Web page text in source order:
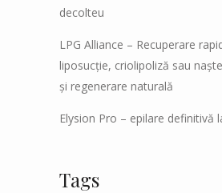
decolteu
LPG Alliance – Recuperare
liposucție, criolipoliză sau
și regenerare naturală
Elysion Pro – epilare definitivă
Tags